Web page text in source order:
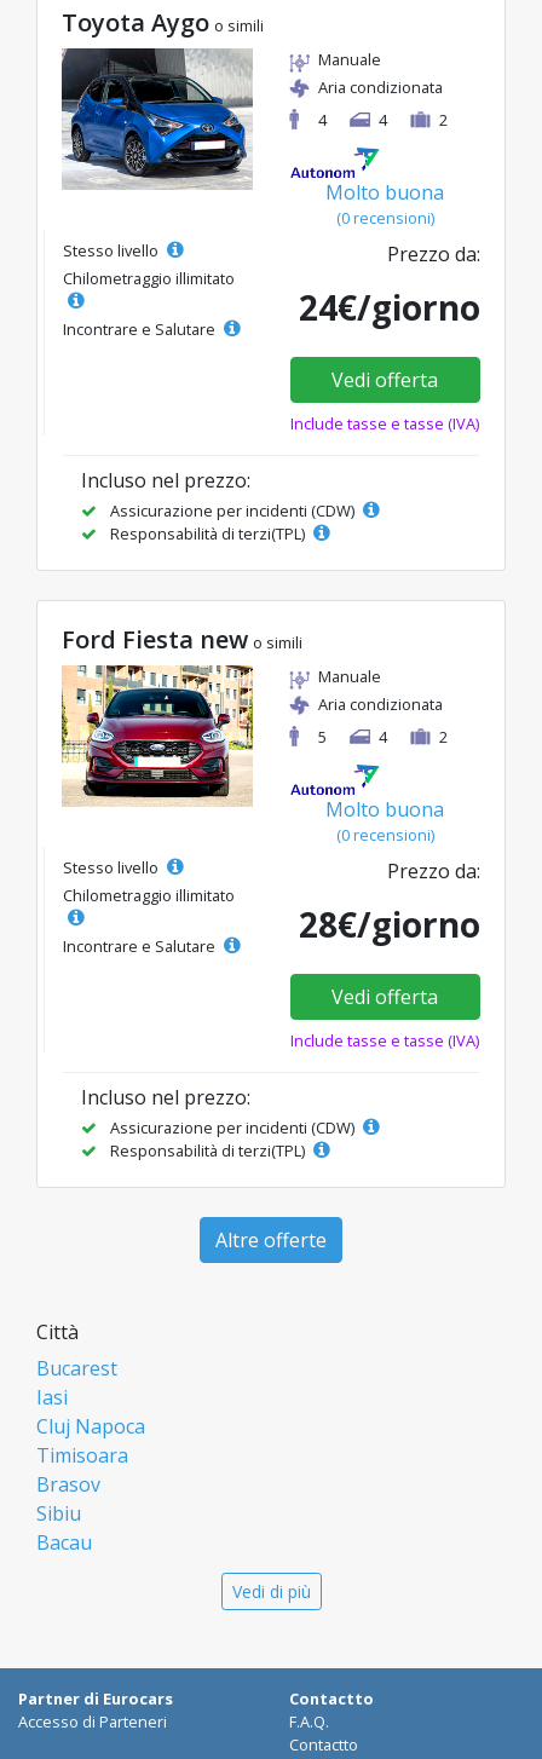
Toyota Aygo o simili
Manuale
Aria condizionata
4
4 2
Molto buona
(0 recensioni)
Stesso livello
Chilometraggio illimitato
Incontrare e Salutare
Prezzo da:
24€/giorno
Vedi offerta
Include tasse e tasse (IVA)
Incluso nel prezzo:
Assicurazione per incidenti (CDW)
Responsabilità di terzi(TPL)
Ford Fiesta new o simili
Manuale
Aria condizionata
5
4 2
Molto buona
(0 recensioni)
Stesso livello
Chilometraggio illimitato
Incontrare e Salutare
Prezzo da:
28€/giorno
Vedi offerta
Include tasse e tasse (IVA)
Incluso nel prezzo:
Assicurazione per incidenti (CDW)
Responsabilità di terzi(TPL)
Altre offerte
Città
Bucarest
Iasi
Cluj Napoca
Timisoara
Brasov
Sibiu
Bacau
Galati
Suceava
Vedi di più
Partner di Eurocars
Accesso di Parteneri
Contactto
F.A.Q.
Contactto